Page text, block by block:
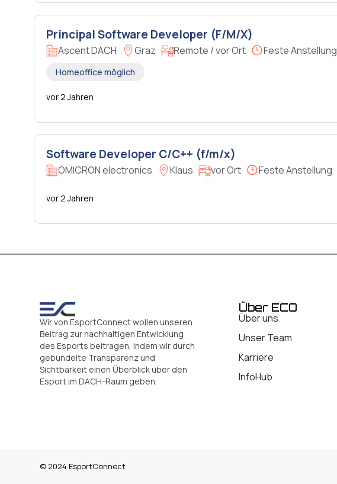
Principal Software Developer (F/M/X)
Ascent DACH Graz Remote / vor Ort Feste Anstellung
Homeoffice möglich
vor 2 Jahren
Software Developer C/C++ (f/m/x)
OMICRON electronics Klaus vor Ort Feste Anstellung
vor 2 Jahren
Wir von EsportConnect wollen unseren
Beitrag zur nachhaltigen Entwicklung
des Esports beitragen, indem wir durch
gebündelte Transparenz und
Sichtbarkeit einen Überblick über den
Esport im DACH-Raum geben.
Über ECO
Über uns
Unser Team
Karriere
InfoHub
© 2024 EsportConnect